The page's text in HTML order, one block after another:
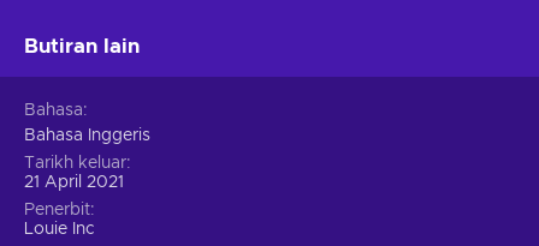
Butiran lain
Bahasa
Bahasa Inggeris
Tarikh keluar
21 April 2021
Penerbit
Louie Inc